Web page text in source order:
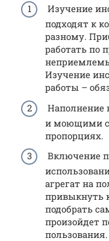
Изучение
подходят к
разному.
работать по
Изучение
работы –
Наполнение
и моющими
пропорциях.
Включение
агрегат на
привыкнуть
подобрать
произойдет
пользования.